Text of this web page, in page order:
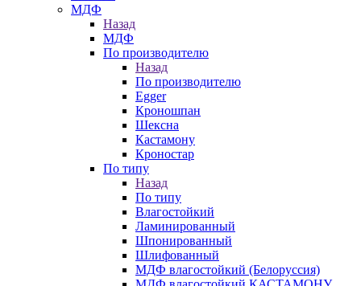
МДФ
Назад
МДФ
По производителю
Назад
По производителю
Egger
Кроношпан
Шексна
Кастамону
Кроностар
По типу
Назад
По типу
Влагостойкий
Ламинированный
Шпонированный
Шлифованный
МДФ влагостойкий (Белоруссия)